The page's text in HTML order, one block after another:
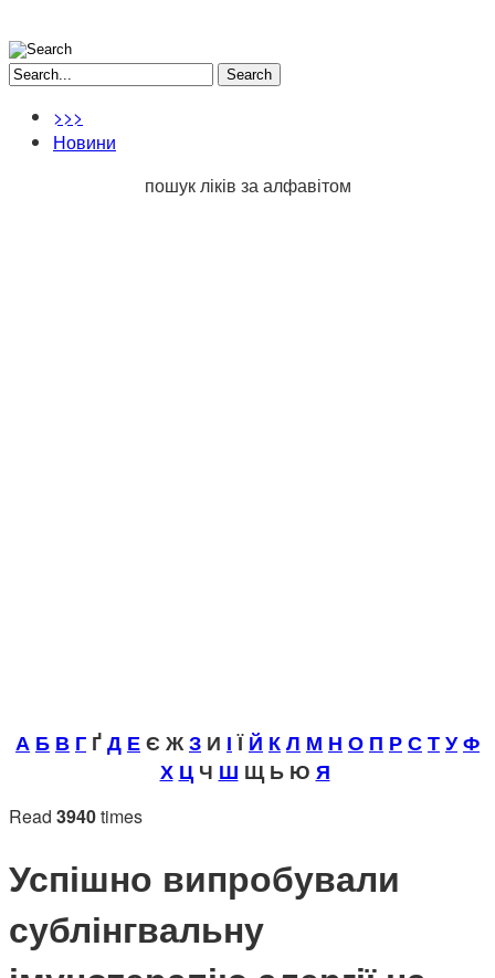
Search
>>>
Новини
пошук ліків за алфавітом
А Б В Г ҐД ЕЄ ЖЗ И ІЇЙ КЛ М Н О П РСТУФ
Х ЦЧ Ш Щ Ь Ю Я
Read 3940times
Успішно випробували
сублінгвальну